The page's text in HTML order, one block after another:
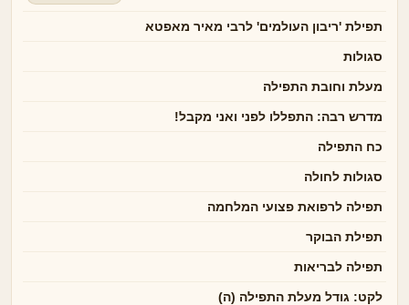
תפילת 'ריבון העולמים' לרבי מאיר מאפטא
סגולות
מעלת וחובת התפילה
מדרש רבה: התפללו לפני ואני מקבל!
כח התפילה
סגולות לחולה
תפילה לרפואת פצועי המלחמה
תפילת הבוקר
תפילה לבריאות
לקט: גודל מעלת התפילה (ה)